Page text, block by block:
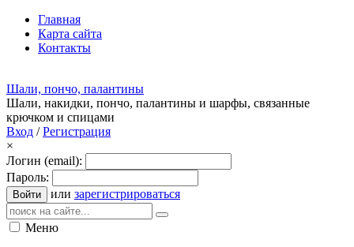
Главная
Карта сайта
Контакты
Шали, пончо, палантины
Шали, накидки, пончо, палантины и шарфы, связанные
крючком и спицами
Вход /Регистрация
×
Логин (email):
Пароль:
Войти или зарегистрироваться
Меню